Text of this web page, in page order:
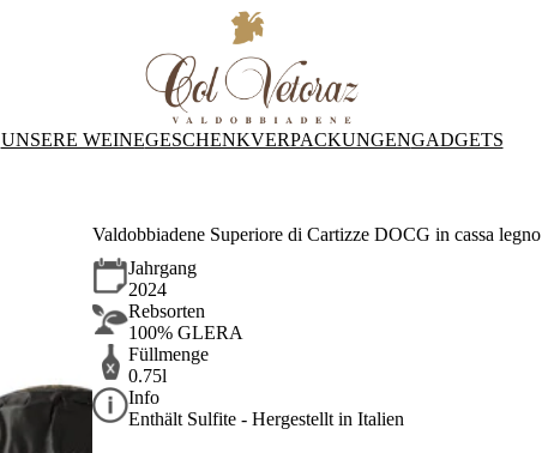
UNSERE WEINEGESCHENKVERPACKUNGENGADGETS
Valdobbiadene Superiore di Cartizze DOCG in cassa legno
Jahrgang
2024
Rebsorten
100% GLERA
Füllmenge
0.75l
Info
Enthält Sulfite - Hergestellt in Italien